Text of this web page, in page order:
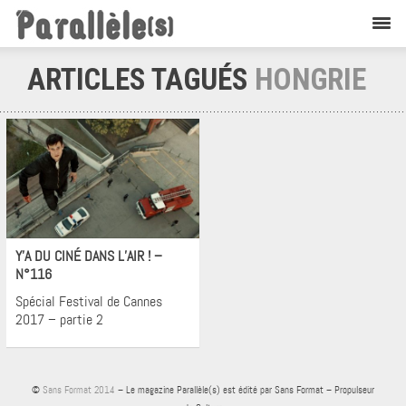
ARTICLES TAGUÉS HONGRIE
Cinéma
Y’A DU CINÉ DANS L’AIR ! –
N°116
Spécial Festival de Cannes
2017 – partie 2
© Sans Format 2014 – Le magazine Parallèle(s) est édité par Sans Format – Propulseur